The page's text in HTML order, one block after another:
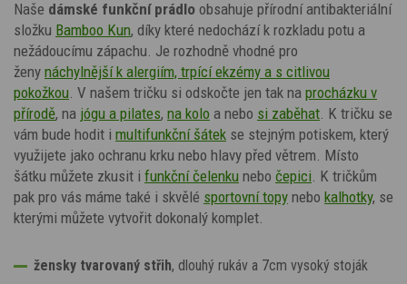
Naše dámské funkční prádlo obsahuje přírodní antibakteriální
složku Bamboo Kun, díky které nedochází k rozkladu potu a
nežádoucímu zápachu. Je rozhodně vhodné pro
ženy náchylnější k alergiím, trpící ekzémy a s citlivou
pokožkou V našem tričku si odskočte jen tak na procházku v
přírodě, na jógu a pilates, na kolo a nebo si zaběhat K tričku se
vám bude hodit i multifunkční šátek se stejným potiskem, který
využijete jako ochranu krku nebo hlavy před větrem. Místo
šátku můžete zkusit i funkční čelenku nebo čepici K tričkům
pak pro vás máme také i skvělé sportovní topy nebo kalhotky, se
kterými můžete vytvořit dokonalý komplet.
žensky tvarovaný střih, dlouhý rukáv a 7cm vysoký stoják